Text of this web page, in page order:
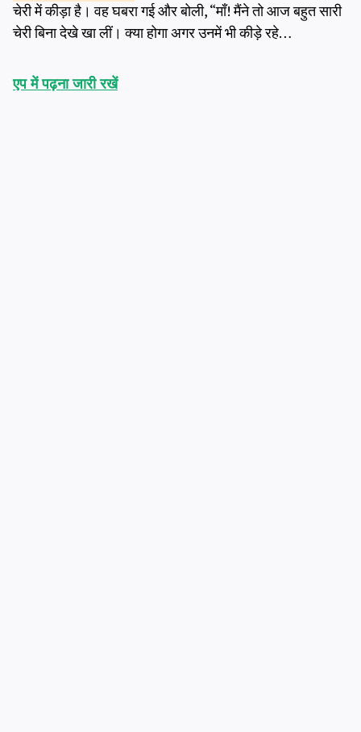
चेरी में कीड़ा है। वह घबरा गई और बोली, “माँ! मैंने तो आज बहुत सारी
चेरी बिना देखे खा लीं। क्या होगा अगर उनमें भी कीड़े रहे…
एप में पढ़ना जारी रखें